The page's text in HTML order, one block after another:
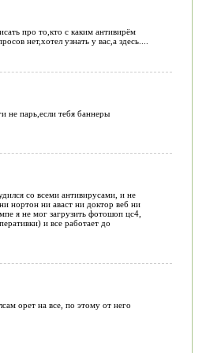
про то,кто с каким антивирём
нет,хотел узнать у вас,а здесь....
не парь,если тебя баннеры
со всеми антивирусами, и не
нортон ни аваст ни доктор веб ни
я не мог загрузить фотошоп цс4,
и все работает до
орет на все, по этому от него